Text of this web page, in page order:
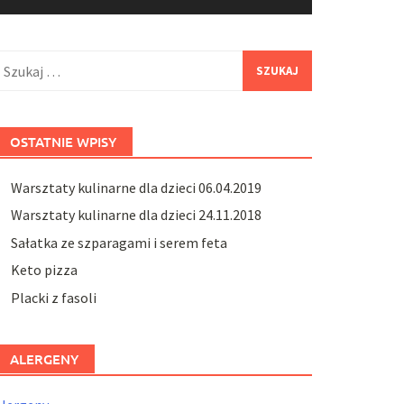
OSTATNIE WPISY
Warsztaty kulinarne dla dzieci 06.04.2019
Warsztaty kulinarne dla dzieci 24.11.2018
Sałatka ze szparagami i serem feta
Keto pizza
Placki z fasoli
ALERGENY